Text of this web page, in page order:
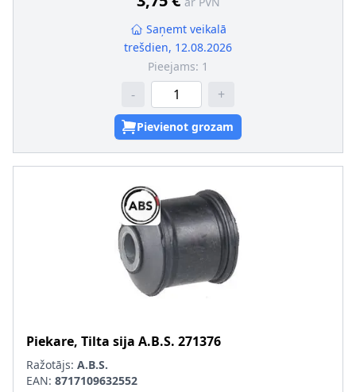
Saņemt veikalā
trešdien, 12.08.2026
Pieejams: 1
- +
Pievienot grozam
Piekare, Tilta sija A.B.S. 271376
Ražotājs: A.B.S.
EAN: 8717109632552